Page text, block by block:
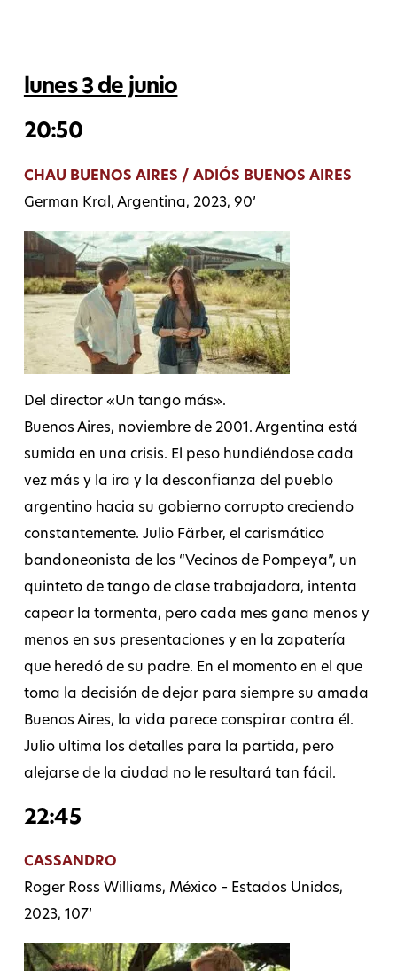
lunes 3 de junio
20:50
CHAU BUENOS AIRES / ADIÓS BUENOS AIRES
German Kral, Argentina, 2023, 90’
Del director «Un tango más».
Buenos Aires, noviembre de 2001. Argentina está
sumida en una crisis. El peso hundiéndose cada
vez más y la ira y la desconfianza del pueblo
argentino hacia su gobierno corrupto creciendo
constantemente. Julio Färber, el carismático
bandoneonista de los “Vecinos de Pompeya”, un
quinteto de tango de clase trabajadora, intenta
capear la tormenta, pero cada mes gana menos y
menos en sus presentaciones y en la zapatería
que heredó de su padre. En el momento en el que
toma la decisión de dejar para siempre su amada
Buenos Aires, la vida parece conspirar contra él.
Julio ultima los detalles para la partida, pero
alejarse de la ciudad no le resultará tan fácil.
22:45
CASSANDRO
Roger Ross Williams, México – Estados Unidos,
2023, 107’